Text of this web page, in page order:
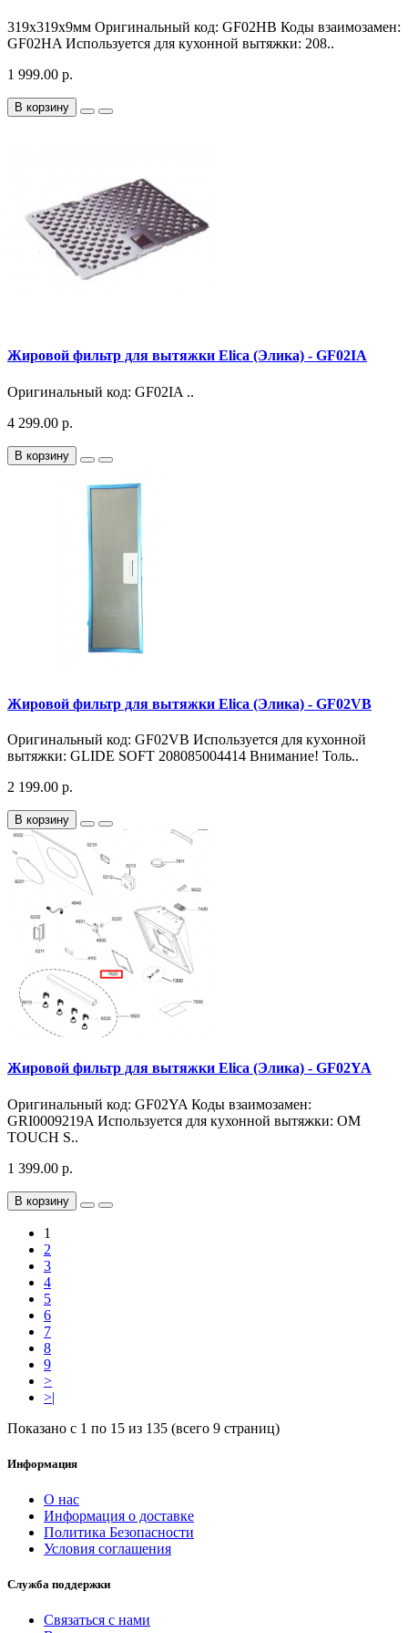
319х319х9мм Оригинальный код: GF02HB Коды взаимозамен:
GF02HA Используется для кухонной вытяжки: 208..
1 999.00 р.
В корзину
Жировой фильтр для вытяжки Elica (Элика) - GF02IA
Оригинальный код: GF02IA ..
4 299.00 р.
В корзину
Жировой фильтр для вытяжки Elica (Элика) - GF02VB
Оригинальный код: GF02VB Используется для кухонной
вытяжки: GLIDE SOFT 208085004414 Внимание! Толь..
2 199.00 р.
В корзину
Жировой фильтр для вытяжки Elica (Элика) - GF02YA
Оригинальный код: GF02YA Коды взаимозамен:
GRI0009219A Используется для кухонной вытяжки: OM
TOUCH S..
1 399.00 р.
В корзину
1
2
3
4
5
6
7
8
9
>
>|
Показано с 1 по 15 из 135 (всего 9 страниц)
Информация
О нас
Информация о доставке
Политика Безопасности
Условия соглашения
Служба поддержки
Связаться с нами